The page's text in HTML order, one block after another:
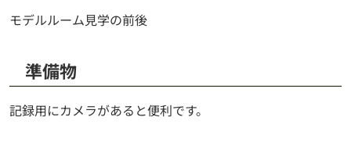
モデルルーム見学の前後
準備物
記録用にカメラがあると便利です。